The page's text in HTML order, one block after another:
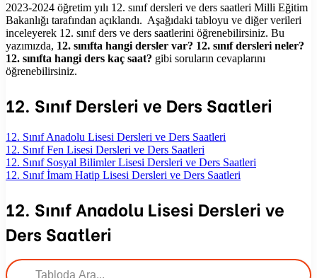
2023-2024 öğretim yılı 12. sınıf dersleri ve ders saatleri Milli Eğitim
Bakanlığı tarafından açıklandı. Aşağıdaki tabloyu ve diğer verileri
inceleyerek 12. sınıf ders ve ders saatlerini öğrenebilirsiniz. Bu
yazımızda, 12. sınıfta hangi dersler var? 12. sınıf dersleri neler?
12. sınıfta hangi ders kaç saat? gibi soruların cevaplarını
öğrenebilirsiniz.
12. Sınıf Dersleri ve Ders Saatleri
12. Sınıf Anadolu Lisesi Dersleri ve Ders Saatleri
12. Sınıf Fen Lisesi Dersleri ve Ders Saatleri
12. Sınıf Sosyal Bilimler Lisesi Dersleri ve Ders Saatleri
12. Sınıf İmam Hatip Lisesi Dersleri ve Ders Saatleri
12. Sınıf Anadolu Lisesi Dersleri ve
Ders Saatleri